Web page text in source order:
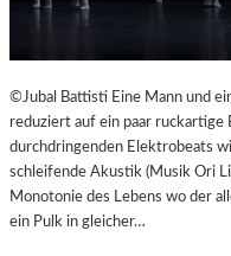
©Jubal Battisti Eine Mann und
reduziert auf ein paar ruckartige
durchdringenden Elektrobeats
schleifende Akustik (Musik Ori
Monotonie des Lebens wo der
ein Pulk in gleicher…